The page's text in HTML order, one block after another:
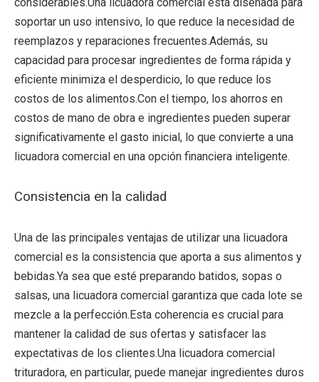
soportar un uso intensivo, lo que reduce la necesidad de
reemplazos y reparaciones frecuentes.Además, su
capacidad para procesar ingredientes de forma rápida y
eficiente minimiza el desperdicio, lo que reduce los
costos de los alimentos.Con el tiempo, los ahorros en
costos de mano de obra e ingredientes pueden superar
significativamente el gasto inicial, lo que convierte a una
licuadora comercial en una opción financiera inteligente.
Consistencia en la calidad
Una de las principales ventajas de utilizar una licuadora
comercial es la consistencia que aporta a sus alimentos y
bebidas.Ya sea que esté preparando batidos, sopas o
salsas, una licuadora comercial garantiza que cada lote se
mezcle a la perfección.Esta coherencia es crucial para
mantener la calidad de sus ofertas y satisfacer las
expectativas de los clientes.Una licuadora comercial
trituradora, en particular, puede manejar ingredientes duros